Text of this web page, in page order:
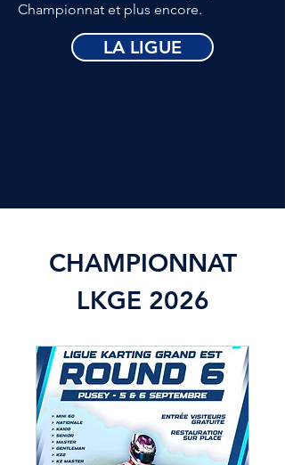
Championnat et plus encore.
LA LIGUE
CHAMPIONNAT
LKGE 2026